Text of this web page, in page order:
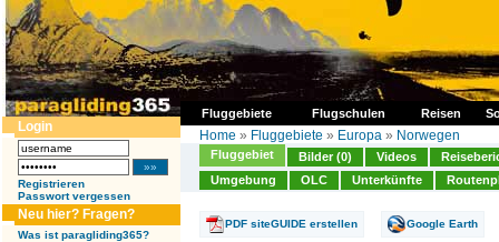
Fluggebiete Flugschulen Reisen
Login
Registrieren
Passwort vergessen
Neu hier? Fragen?
Was ist paragliding365?
Home » Fluggebiete » Europa » Norwegen
Fluggebiet Bilder (0) Videos
Umgebung
OLC Unterkünfte
PDF siteGUIDE erstellen Google Earth